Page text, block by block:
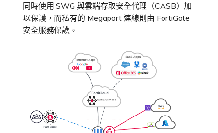
Azure 服務金鑰 API 回應欄
同時使用 SWG 與雲端存取安全代理（CASB）加
以保護，而私有的 Megaport 連線則由 FortiGate
安全服務保護。